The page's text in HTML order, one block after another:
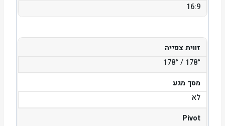
16:9
זווית צפייה
178° / 178°
מסך מגע
לא
Pivot